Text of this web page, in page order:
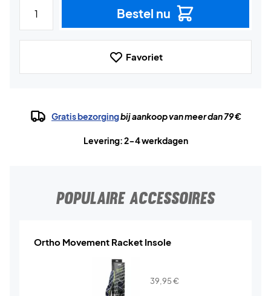
Bestel nu
Favoriet
Gratis bezorgingbij aankoop van meer dan 79 €
Levering: 2-4 werkdagen
POPULAIRE ACCESSOIRES
Ortho Movement Racket Insole
39,95€